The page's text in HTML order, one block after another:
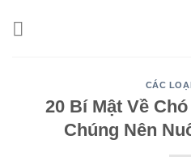
CÁC
20 Bí Mật Về
Chúng Nên